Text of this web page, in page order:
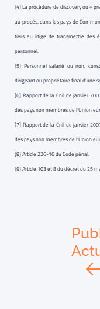
[4] La procédure de discovery ou «
au procès, dans les pays de
tiers au litige de transmettre des
personnel.
[5] Personnel salarié ou non,
dirigeant ou propriétaire final d’une
[6] Rapport de la Cnil de janvier
des pays non membres de l’Union
[7] Rapport de la Cnil de janvier
des pays non membres de l’Union
[8] Article 226-16 du Code pénal.
[9] Article 103 et 8 du décret du 25